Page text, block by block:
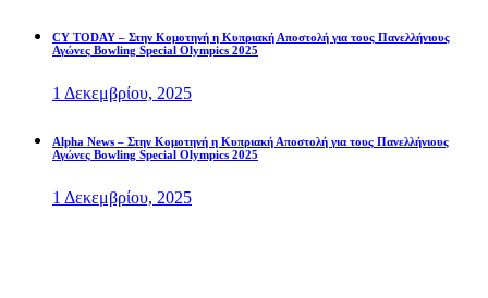
CY TODAY – Στην Κομοτηνή η Κυπριακή Αποστολή για τους Πανελλήνιους
Αγώνες Bowling Special Olympics 2025
1 Δεκεμβρίου, 2025
Alpha News – Στην Κομοτηνή η Κυπριακή Αποστολή για τους Πανελλήνιους
Αγώνες Bowling Special Olympics 2025
1 Δεκεμβρίου, 2025